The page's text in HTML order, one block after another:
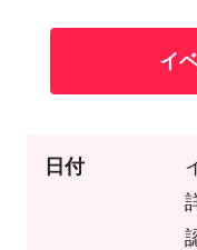
イ
日付